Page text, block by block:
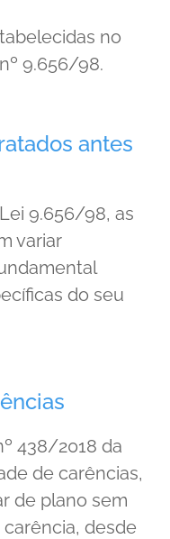
no
9.656/98.
antes
9.656/98, as
variar
do seu
438/2018 da
de carências,
de plano sem
desde